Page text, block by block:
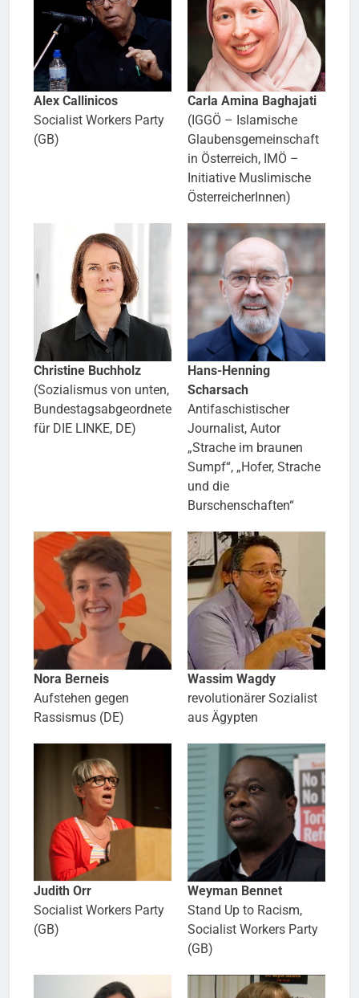
Alex Callinicos
Socialist Workers Party
(GB)
Carla Amina Baghajati
(IGGÖ – Islamische
Glaubensgemeinschaft
in Österreich, IMÖ –
Initiative Muslimische
ÖsterreicherInnen)
Christine Buchholz
(Sozialismus von unten,
Bundestagsabgeordnete
für DIE LINKE, DE)
Hans-Henning
Scharsach
Antifaschistischer
Journalist, Autor
„Strache im braunen
Sumpf“, „Hofer, Strache
und die
Burschenschaften“
Nora Berneis
Aufstehen gegen
Rassismus (DE)
Wassim Wagdy
revolutionärer Sozialist
aus Ägypten
Judith Orr
Socialist Workers Party
(GB)
Weyman Bennet
Stand Up to Racism,
Socialist Workers Party
(GB)